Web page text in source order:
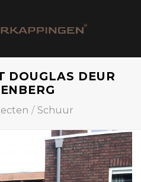
DOUGLAS DEUR
/ Schuur